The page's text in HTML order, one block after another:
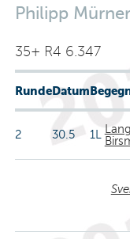
Philipp Mürner
35+ R4 6.347
RundeDatum
2 30.5 1L